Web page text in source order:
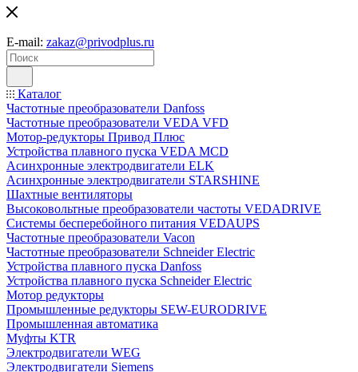
E-mail: zakaz@privodplus.ru
Каталог
Частотные преобразователи Danfoss
Частотные преобразователи VEDA VFD
Мотор-редукторы Привод Плюс
Устройства плавного пуска VEDA MCD
Асинхронные электродвигатели ELK
Асинхронные электродвигатели STARSHINE
Шахтные вентиляторы
Высоковольтные преобразователи частоты VEDADRIVE
Системы бесперебойного питания VEDAUPS
Частотные преобразователи Vacon
Частотные преобразователи Schneider Electric
Устройства плавного пуска Danfoss
Устройства плавного пуска Schneider Electric
Мотор редукторы
Промышленные редукторы SEW-EURODRIVE
Промышленная автоматика
Муфты KTR
Электродвигатели WEG
Электродвигатели Siemens